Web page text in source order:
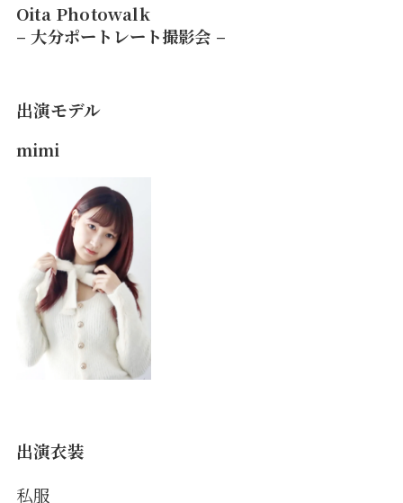
Oita Photowalk
– 大分ポートレート撮影会 –
出演モデル
mimi
出演衣装
私服